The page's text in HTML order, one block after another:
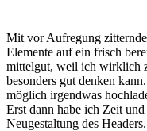
Mit vor Aufregung
Elemente auf ein frisch
mittelgut, weil ich wirklich
besonders gut denken
möglich irgendwas
Erst dann habe ich Zeit
Neugestaltung des Headers.